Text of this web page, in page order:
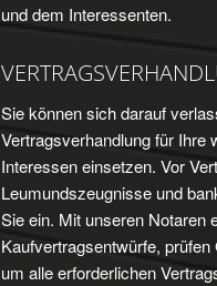
und dem Interessenten.
Sie können sich darauf
Vertragsverhandlung für Ihre
Interessen einsetzen. Vor
Leumundszeugnisse und
Sie ein. Mit unseren Notaren
Kaufvertragsentwürfe,
um alle erforderlichen